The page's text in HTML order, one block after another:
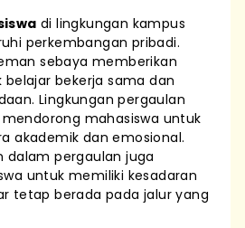
di lingkungan kampus
perkembangan pribadi.
sebaya memberikan
bekerja sama dan
Lingkungan pergaulan
mahasiswa untuk
akademik dan emosional.
dalam pergaulan juga
untuk memiliki kesadaran
tetap berada pada jalur yang